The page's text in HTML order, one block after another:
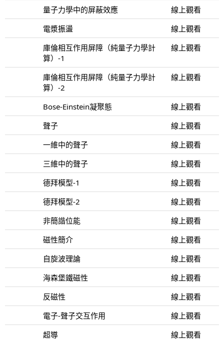
量子力學中的屏蔽效應
線上觀看
電漿振盪
線上觀看
庫倫相互作用屏障（純量子力學計
算）-1
線上觀看
庫倫相互作用屏障（純量子力學計
算）-2
線上觀看
Bose-Einstein凝聚態
線上觀看
聲子
線上觀看
一維中的聲子
線上觀看
三維中的聲子
線上觀看
德拜模型-1
線上觀看
德拜模型-2
線上觀看
非簡諧位能
線上觀看
磁性簡介
線上觀看
自旋波理論
線上觀看
海森堡鐵磁性
線上觀看
反磁性
線上觀看
電子-聲子交互作用
線上觀看
超導
線上觀看